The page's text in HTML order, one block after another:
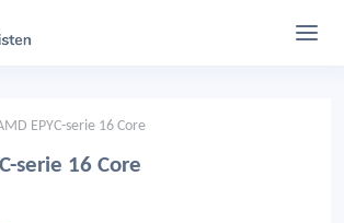
EPYC-serie 16 Core
serie 16 Core